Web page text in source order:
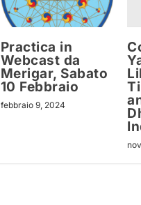
Practica in
Webcast da
Merigar, Sabato
10 Febbraio
febbraio 9, 2024